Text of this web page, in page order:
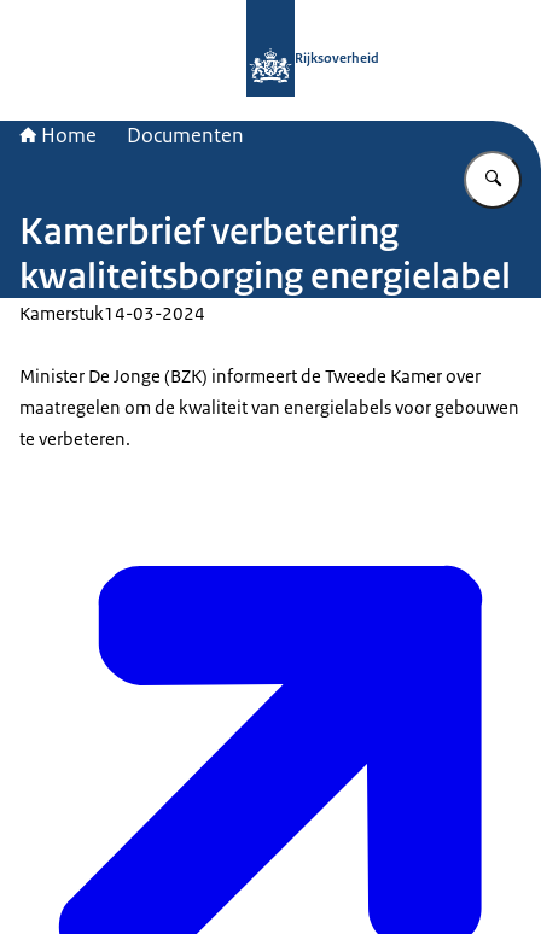
Rijksoverheid
Home Documenten
Kamerbrief verbetering
kwaliteitsborging energielabel
Kamerstuk14-03-2024
Minister De Jonge (BZK) informeert de Tweede Kamer over
maatregelen om de kwaliteit van energielabels voor gebouwen
te verbeteren.